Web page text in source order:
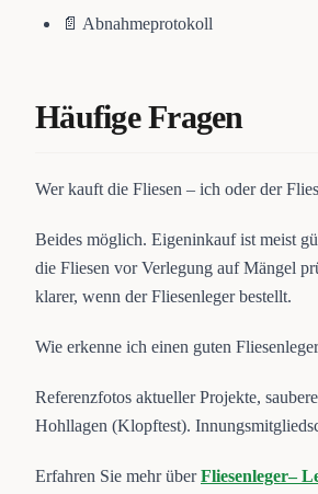
📄 Abnahmeprotokoll
Häufige Fragen
Wer kauft die Fliesen – ich oder der
Beides möglich. Eigeninkauf ist meist
die Fliesen vor Verlegung auf Mängel
klarer, wenn der Fliesenleger bestellt.
Wie erkenne ich einen guten
Referenzfotos aktueller Projekte,
Hohllagen (Klopftest).
Erfahren Sie mehr überFliesenleger–